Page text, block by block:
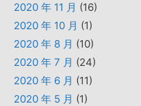
2020 年 11 月 (16)
2020 年 10 月 (1)
2020 年 8 月 (10)
2020 年 7 月 (24)
2020 年 6 月 (11)
2020 年 5 月 (1)